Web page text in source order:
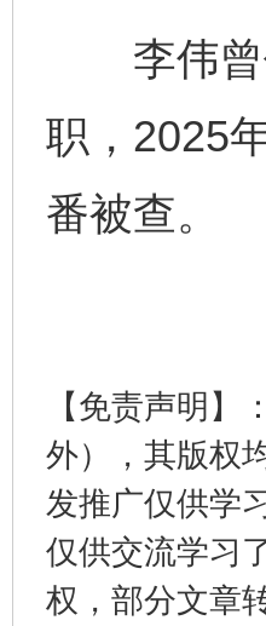
李伟曾
职，2025
番被查。
【免责声明
外），其版权
发推广仅供学
仅供交流学习
权，部分文章